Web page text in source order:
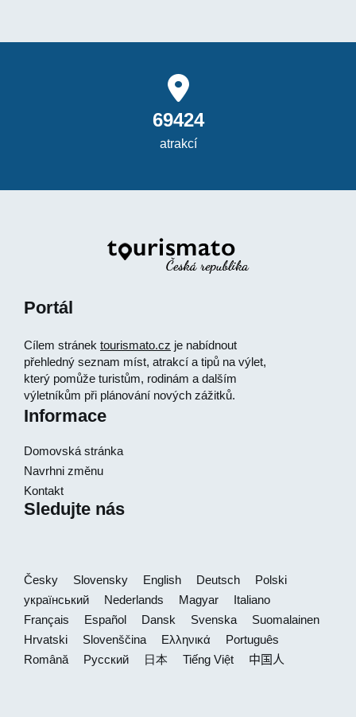
69424
atrakcí
Portál
Cílem stránek tourismato.cz je nabídnout
přehledný seznam míst, atrakcí a tipů na výlet,
který pomůže turistům, rodinám a dalším
výletníkům při plánování nových zážitků.
Informace
Domovská stránka
Navrhni změnu
Kontakt
Sledujte nás
Česky Slovensky English Deutsch
Polski
український
Nederlands Magyar
Italiano
Français
Español Dansk Svenska
Suomalainen
Hrvatski
Slovenščina Ελληνικά
Português
Română
Русский 日本 Tiếng Việt 中国人